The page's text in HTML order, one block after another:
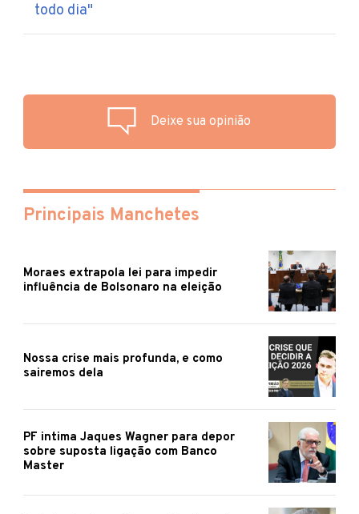
todo dia"
Deixe sua opinião
Principais Manchetes
Moraes extrapola lei para impedir
influência de Bolsonaro na eleição
Nossa crise mais profunda, e como
sairemos dela
PF intima Jaques Wagner para depor
sobre suposta ligação com Banco
Master